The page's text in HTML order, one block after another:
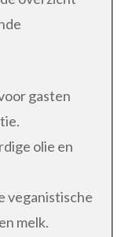
gasten
olie en
veganistische
melk.